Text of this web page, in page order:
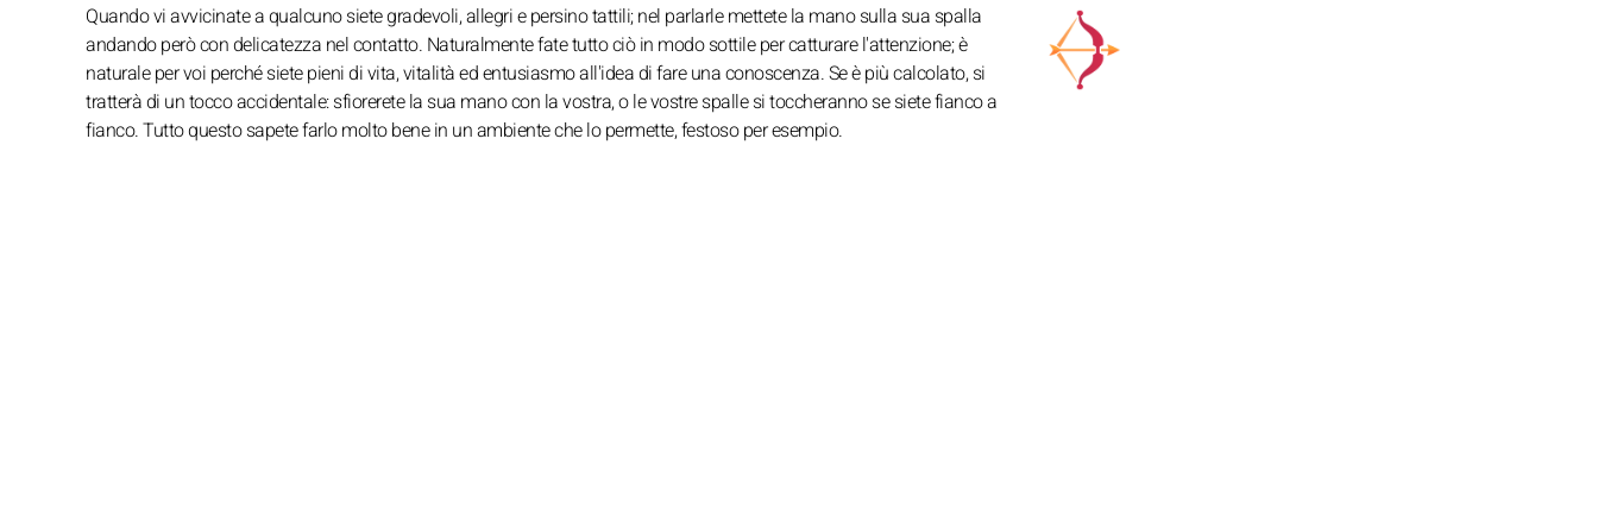
Quando vi avvicinate a qualcuno siete gradevoli, allegri e persino tattili; nel parlarle mettete la mano sulla sua spalla
andando però con delicatezza nel contatto. Naturalmente fate tutto ciò in modo sottile per catturare l'attenzione; è
naturale per voi perché siete pieni di vita, vitalità ed entusiasmo all'idea di fare una conoscenza. Se è più calcolato, si
tratterà di un tocco accidentale: sfiorerete la sua mano con la vostra, o le vostre spalle si toccheranno se siete fianco a
fianco. Tutto questo sapete farlo molto bene in un ambiente che lo permette, festoso per esempio.